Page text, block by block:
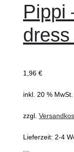
Pippi
1,96 €
inkl. 20 % MwSt.
zzgl.
Lieferzeit: 2-4